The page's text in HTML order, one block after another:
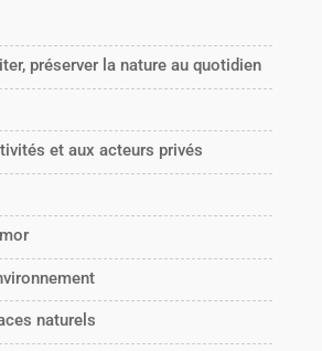
préserver la nature au quotidien
et aux acteurs privés
naturels